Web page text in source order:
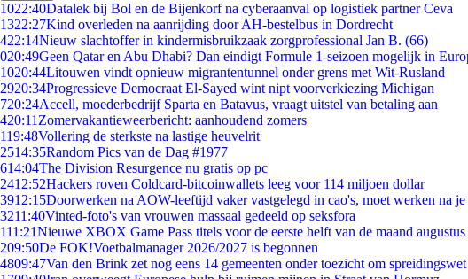
1022:40Datalek bij Bol en de Bijenkorf na cyberaanval op logistiek partner Ceva
1322:27Kind overleden na aanrijding door AH-bestelbus in Dordrecht
422:14Nieuw slachtoffer in kindermisbruikzaak zorgprofessional Jan B. (66)
020:49Geen Qatar en Abu Dhabi? Dan eindigt Formule 1-seizoen mogelijk in
1020:44Litouwen vindt opnieuw migrantentunnel onder grens met Wit-Rusland
2920:34Progressieve Democraat El-Sayed wint nipt voorverkiezing Michigan
720:24Accell, moederbedrijf Sparta en Batavus, vraagt uitstel van betaling aan
420:11 Zomervakantieweerbericht: aanhoudend zomers
119:48Vollering de sterkste na lastige heuvelrit
2514:35Random Pics van de Dag #1977
614:04The Division Resurgence nu gratis op pc
2412:52Hackers roven Coldcard-bitcoinwallets leeg voor 114 miljoen dollar
3912:15Doorwerken na AOW-leeftijd vaker vastgelegd in cao's, moet werken na
3211:40Vinted-foto's van vrouwen massaal gedeeld op seksfora
111:21Nieuwe XBOX Game Pass titels voor de eerste helft van de maand augustus
209:50De FOK!Voetbalmanager 2026/2027 is begonnen
4809:47Van den Brink zet nog eens 14 gemeenten onder toezicht om spreidingswet